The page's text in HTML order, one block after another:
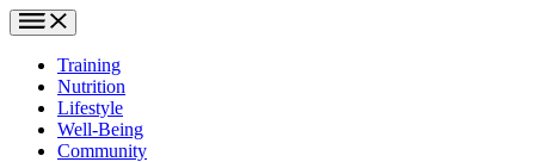
Training
Nutrition
Lifestyle
Well-Being
Community